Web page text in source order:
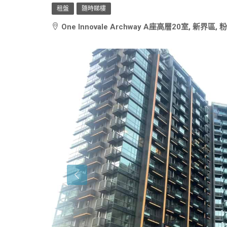
租盤 隨時睇樓
One Innovale Archway A座高層20室, 新界區,